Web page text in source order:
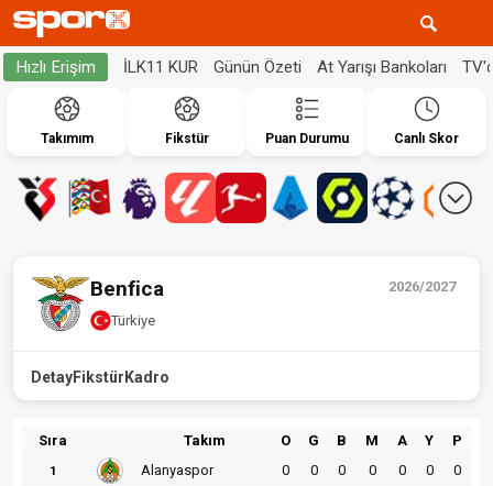
Hızlı Erişim İLK11 KUR Günün Özeti At Yarışı Bankoları
Takımım Fikstür Puan Durumu Canlı Skor
2026/2027
Benfica
Türkiye
DetayFikstür Kadro
Sıra Takım O G B M A Y P
1 Alanyaspor 0 0 0 0 0 0 0